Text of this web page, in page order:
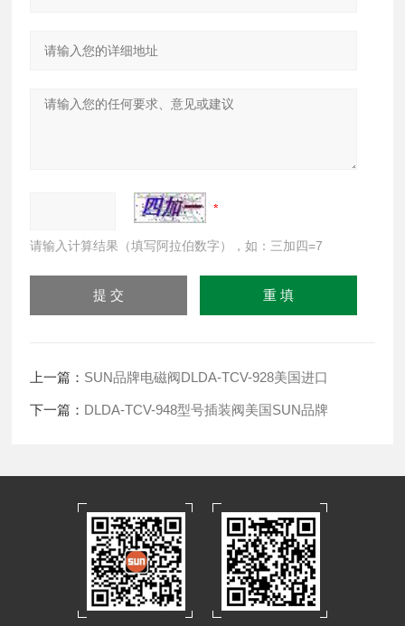
请输入计算结果（填写阿拉伯数字），如：三加四=7
上一篇： SUN品牌电磁阀DLDA-TCV-928美国进口
下一篇： DLDA-TCV-948型号插装阀美国SUN品牌